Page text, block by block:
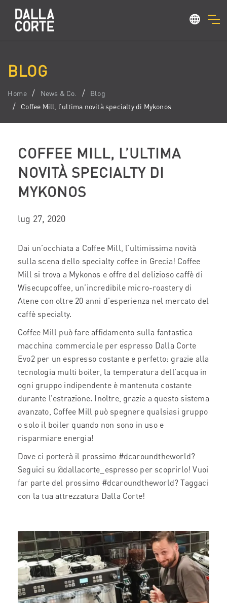
BLOG
Home News & Co.
Blog
Coffee Mill, l’ultima novità specialty di Mykonos
COFFEE MILL, L’ULTIMA
NOVITÀ SPECIALTY DI
MYKONOS
lug 27, 2020
Dai un’occhiata a Coffee Mill, l’ultimissima novità
sulla scena dello specialty coffee in Grecia! Coffee
Mill si trova a Mykonos e offre del delizioso caffè di
Wisecupcoffee, un’incredibile micro-roastery di
Atene con oltre 20 anni d’esperienza nel mercato del
caffè specialty.
Coffee Mill può fare affidamento sulla fantastica
macchina commerciale per espresso Dalla Corte
Evo2 per un espresso costante e perfetto: grazie alla
tecnologia multi boiler, la temperatura dell’acqua in
ogni gruppo indipendente è mantenuta costante
durante l’estrazione. Inoltre, grazie a questo sistema
avanzato, Coffee Mill può spegnere qualsiasi gruppo
o solo il boiler quando non sono in uso e
risparmiare energia!
Dove ci porterà il prossimo #dcaroundtheworld?
Seguici su @dallacorte_espresso per scoprirlo! Vuoi
far parte del prossimo #dcaroundtheworld? Taggaci
con la tua attrezzatura Dalla Corte!